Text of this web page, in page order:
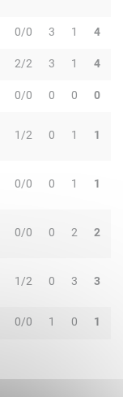
0/0 3 1 4
2/2 3 1 4
0/0 0 0 0
1/2 0 1 1
0/0 0 1 1
0/0 0 2 2
1/2 0 3 3
0/0 1 0 1